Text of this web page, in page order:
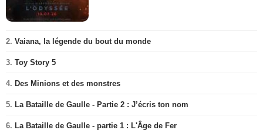
2. Vaiana, la légende du bout du monde
3. Toy Story 5
4. Des Minions et des monstres
5. La Bataille de Gaulle - Partie 2 : J’écris ton nom
6. La Bataille de Gaulle - partie 1 : L'Âge de Fer